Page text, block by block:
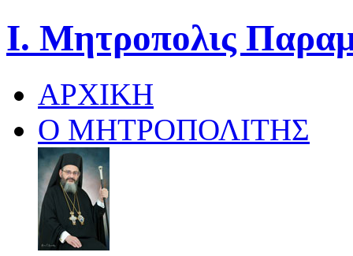
Ι. Μητροπολις
ΑΡΧΙΚΗ
Ο ΜΗΤΡΟΠΟΛΙΤΗΣ